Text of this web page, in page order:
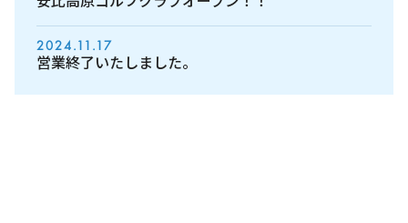
2024.11.17
営業終了いたしました。